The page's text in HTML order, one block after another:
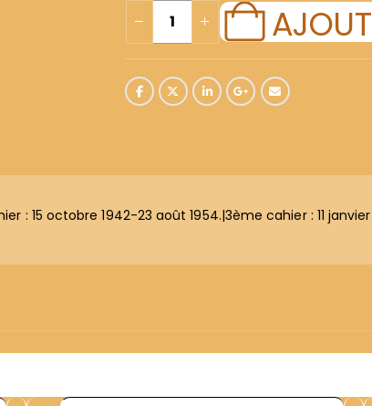
: 15 octobre 1942-23 août 1954.|3ème cahier : 11